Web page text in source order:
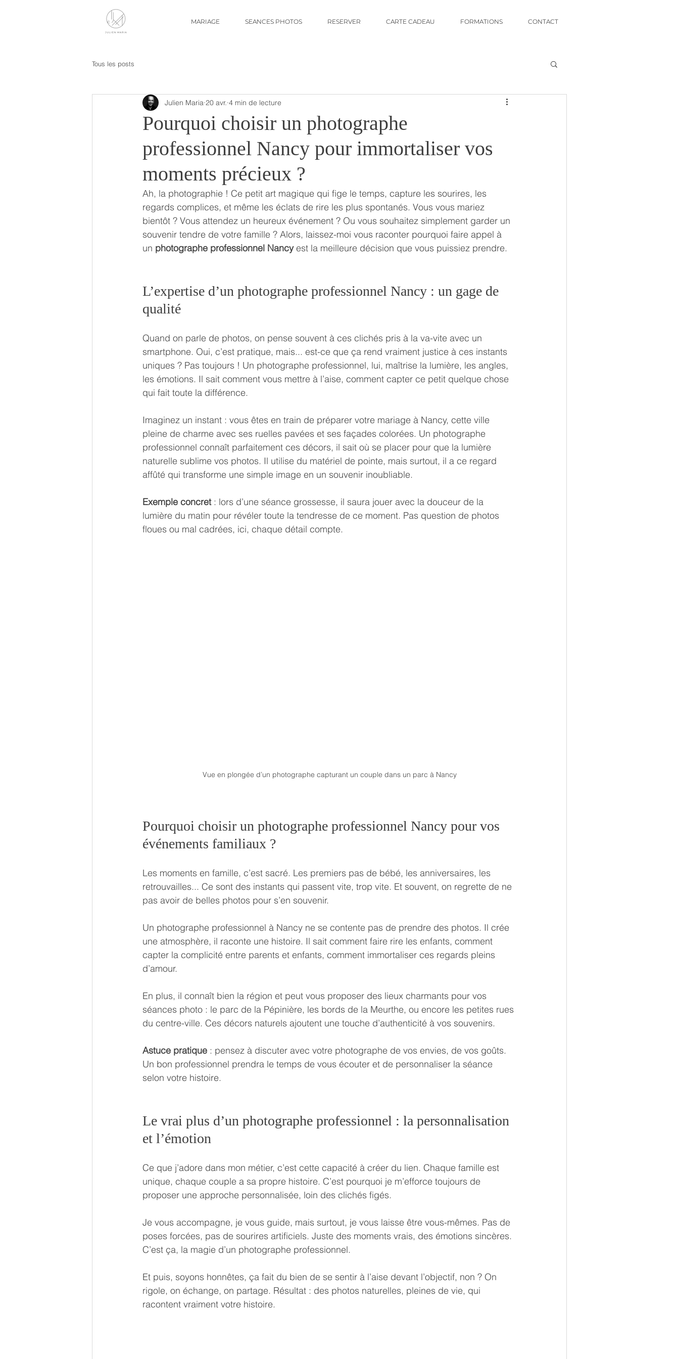
MARIAGE SEANCES PHOTOS RESERVER CARTE CADEAU FORMATIONS CONTACT
Tous les posts
Pourquoi choisir un photographe
professionnel Nancy pour immortaliser vos
moments précieux ?
Julien Maria 20 avr. 4 min de lecture
Ah, la photographie ! Ce petit art magique qui fige le temps, capture les sourires, les
regards complices, et même les éclats de rire les plus spontanés. Vous vous mariez
bientôt ? Vous attendez un heureux événement ? Ou vous souhaitez simplement garder un
souvenir tendre de votre famille ? Alors, laissez-moi vous raconter pourquoi faire appel à
un photographe professionnel Nancy est la meilleure décision que vous puissiez prendre.
L’expertise d’un photographe professionnel Nancy : un gage de
qualité
Quand on parle de photos, on pense souvent à ces clichés pris à la va-vite avec un
smartphone. Oui, c’est pratique, mais... est-ce que ça rend vraiment justice à ces instants
uniques ? Pas toujours ! Un photographe professionnel, lui, maîtrise la lumière, les angles,
les émotions. Il sait comment vous mettre à l’aise, comment capter ce petit quelque chose
qui fait toute la différence.
Imaginez un instant : vous êtes en train de préparer votre mariage à Nancy, cette ville
pleine de charme avec ses ruelles pavées et ses façades colorées. Un photographe
professionnel connaît parfaitement ces décors, il sait où se placer pour que la lumière
naturelle sublime vos photos. Il utilise du matériel de pointe, mais surtout, il a ce regard
affûté qui transforme une simple image en un souvenir inoubliable.
Exemple concret : lors d’une séance grossesse, il saura jouer avec la douceur de la
lumière du matin pour révéler toute la tendresse de ce moment. Pas question de photos
floues ou mal cadrées, ici, chaque détail compte.
Vue en plongée d’un photographe capturant un couple dans un parc à Nancy
Pourquoi choisir un photographe professionnel Nancy pour vos
événements familiaux ?
Les moments en famille, c’est sacré. Les premiers pas de bébé, les anniversaires, les
retrouvailles... Ce sont des instants qui passent vite, trop vite. Et souvent, on regrette de ne
pas avoir de belles photos pour s’en souvenir.
Un photographe professionnel à Nancy ne se contente pas de prendre des photos. Il crée
une atmosphère, il raconte une histoire. Il sait comment faire rire les enfants, comment
capter la complicité entre parents et enfants, comment immortaliser ces regards pleins
d’amour.
En plus, il connaît bien la région et peut vous proposer des lieux charmants pour vos
séances photo : le parc de la Pépinière, les bords de la Meurthe, ou encore les petites rues
du centre-ville. Ces décors naturels ajoutent une touche d’authenticité à vos souvenirs.
Astuce pratique : pensez à discuter avec votre photographe de vos envies, de vos goûts.
Un bon professionnel prendra le temps de vous écouter et de personnaliser la séance
selon votre histoire.
Le vrai plus d’un photographe professionnel : la personnalisation
et l’émotion
Ce que j’adore dans mon métier, c’est cette capacité à créer du lien. Chaque famille est
unique, chaque couple a sa propre histoire. C’est pourquoi je m’efforce toujours de
proposer une approche personnalisée, loin des clichés figés.
Je vous accompagne, je vous guide, mais surtout, je vous laisse être vous-mêmes. Pas de
poses forcées, pas de sourires artificiels. Juste des moments vrais, des émotions sincères.
C’est ça, la magie d’un photographe professionnel.
Et puis, soyons honnêtes, ça fait du bien de se sentir à l’aise devant l’objectif, non ? On
rigole, on échange, on partage. Résultat : des photos naturelles, pleines de vie, qui
racontent vraiment votre histoire.